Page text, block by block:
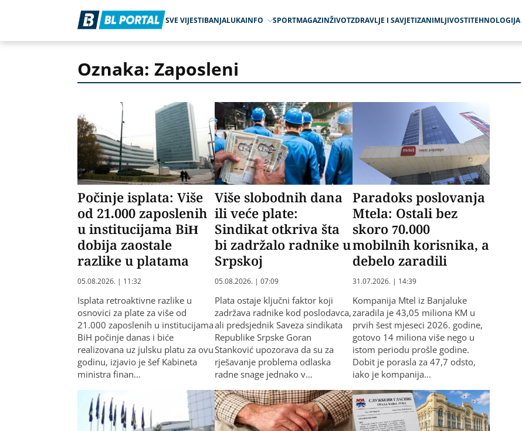
SVE VIJESTIBANJALUKAINFO SPORTMAGAZINŽIVOTZDRAVLJE I SAVJETIZANIMLJIVOSTITEHNOLOGIJA
Oznaka: Zaposleni
Počinje isplata: Više
od 21.000 zaposlenih
u institucijama BiH
dobija zaostale
razlike u platama
05.08.2026. | 11:32
Isplata retroaktivne razlike u
osnovici za plate za više od
21.000 zaposlenih u institucijama
BiH počinje danas i biće
realizovana uz julsku platu za ovu
godinu, izjavio je šef Kabineta
ministra finan…
Više slobodnih dana
ili veće plate:
Sindikat otkriva šta
bi zadržalo radnike u
Srpskoj
05.08.2026. | 07:09
Plata ostaje ključni faktor koji
zadržava radnike kod poslodavca,
ali predsjednik Saveza sindikata
Republike Srpske Goran
Stanković upozorava da su za
rješavanje problema odlaska
radne snage jednako v…
Paradoks poslovanja
Mtela: Ostali bez
skoro 70.000
mobilnih korisnika, a
debelo zaradili
31.07.2026. | 14:39
Kompanija Mtel iz Banjaluke
zaradila je 43,05 miliona KM u
prvih šest mjeseci 2026. godine,
gotovo 14 miliona više nego u
istom periodu prošle godine.
Dobit je porasla za 47,7 odsto,
iako je kompanija…